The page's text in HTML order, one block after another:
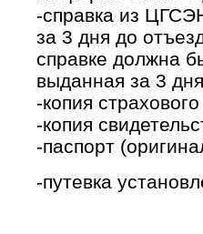
-справка из
за 3 дня до
справке должна
выданная за 3
-копия
-копия
-паспорт
-путевка